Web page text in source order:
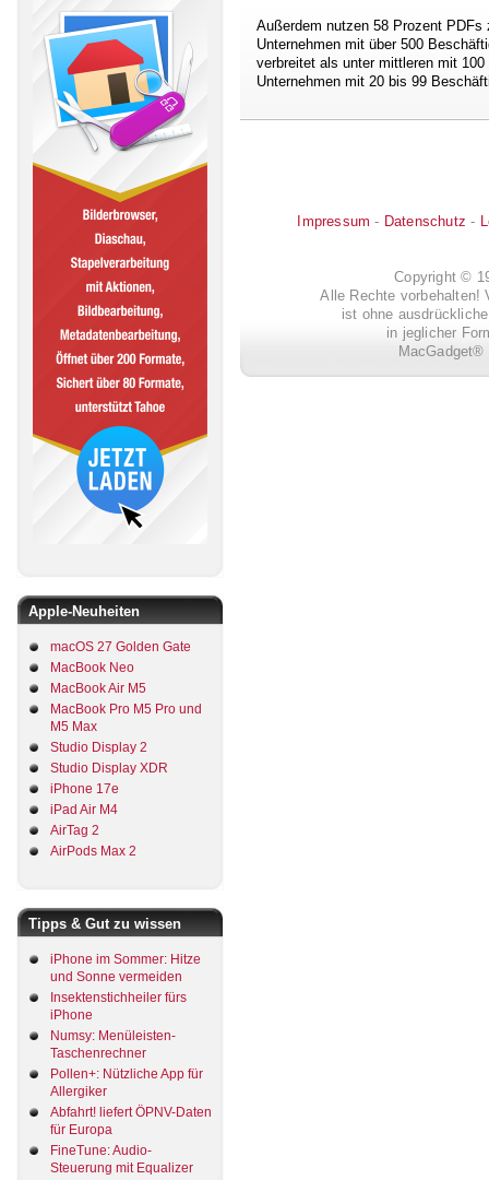
Apple-Neuheiten
macOS 27 Golden Gate
MacBook Neo
MacBook Air M5
MacBook Pro M5 Pro und
M5 Max
Studio Display 2
Studio Display XDR
iPhone 17e
iPad Air M4
AirTag 2
AirPods Max 2
Tipps & Gut zu wissen
iPhone im Sommer: Hitze
und Sonne vermeiden
Insektenstichheiler fürs
iPhone
Numsy: Menüleisten-
Taschenrechner
Pollen+: Nützliche App für
Allergiker
Abfahrt! liefert ÖPNV-Daten
für Europa
FineTune: Audio-
Steuerung mit Equalizer
Außerdem nutzen 58 Prozent
Unternehmen mit über 500
verbreitet als unter mittleren mit
Unternehmen mit 20 bis 99
Impressum - Datenschutz -
Copyright ©
Alle Rechte vorbehalten!
ist ohne
in jeglicher
MacGadget®